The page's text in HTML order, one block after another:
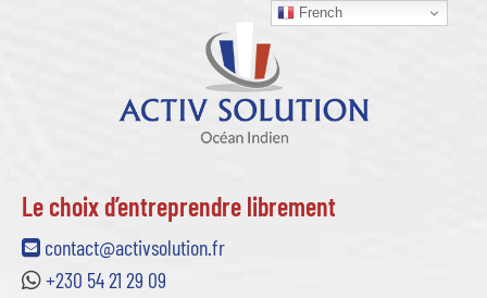
Le choix d’entreprendre librement
contact@activsolution.fr
+230 54 21 29 09
French